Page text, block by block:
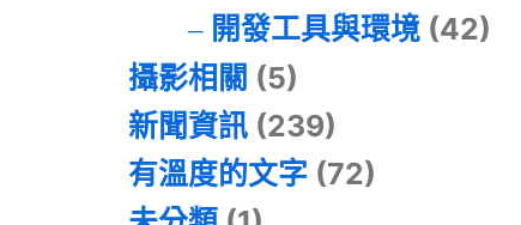
開發工具與環境(42)
攝影相關 (5)
新聞資訊 (239)
有溫度的文字 (72)